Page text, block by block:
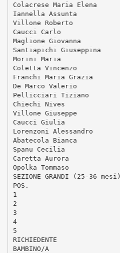
Colacrese Maria Elena
Iannella Assunta
Villone Roberto
Caucci Carlo
Maglione Giovanna
Santiapichi Giuseppina
Morini Maria
Coletta Vincenzo
Franchi Maria Grazia
De Marco Valerio
Pellicciari Tiziano
Chiechi Nives
Villone Giuseppe
Caucci Giulia
Lorenzoni Alessandro
Abatecola Bianca
Spanu Cecilia
Caretta Aurora
Opolka Tommaso
SEZIONE GRANDI (25-36 mesi)
POS.
1
2
3
4
5
RICHIEDENTE
BAMBINO/A